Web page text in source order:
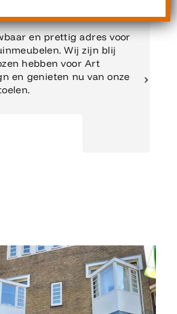
en prettig adres voor
Wij zijn blij
hebben voor Art
en genieten nu van onze